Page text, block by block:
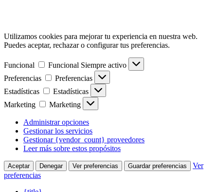
Utilizamos cookies para mejorar tu experiencia en nuestra web.
Puedes aceptar, rechazar o configurar tus preferencias.
Funcional Funcional Siempre activo
Preferencias
Preferencias
Estadísticas
Estadísticas
Marketing
Marketing
Administrar opciones
Gestionar los servicios
Gestionar {vendor_count} proveedores
Leer más sobre estos propósitos
Aceptar Denegar Ver preferencias Guardar preferencias
Ver
preferencias